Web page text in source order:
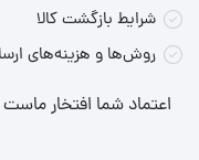
متمرکز‌کننده باریک همراه
شرایط بازگشت کالا
روش‌ها و هزینه‌های
اعتماد شما افتخار ماست